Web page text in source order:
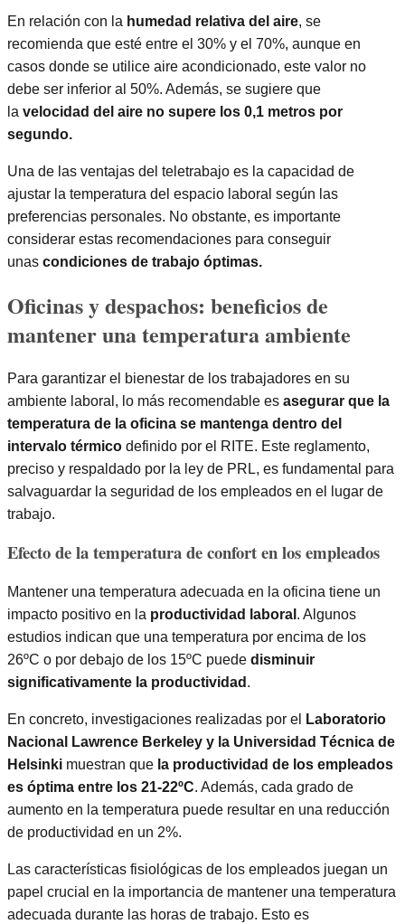
En relación con la humedad relativa del aire, se
recomienda que esté entre el 30% y el 70%, aunque en
casos donde se utilice aire acondicionado, este valor no
debe ser inferior al 50%. Además, se sugiere que
la velocidad del aire no supere los 0,1 metros por
segundo.
Una de las ventajas del teletrabajo es la capacidad de
ajustar la temperatura del espacio laboral según las
preferencias personales. No obstante, es importante
considerar estas recomendaciones para conseguir
unas condiciones de trabajo óptimas.
Oficinas y despachos: beneficios de
mantener una temperatura ambiente
Para garantizar el bienestar de los trabajadores en su
ambiente laboral, lo más recomendable es asegurar que la
temperatura de la oficina se mantenga dentro del
intervalo térmico definido por el RITE. Este reglamento,
preciso y respaldado por la ley de PRL, es fundamental para
salvaguardar la seguridad de los empleados en el lugar de
trabajo.
Efecto de la temperatura de confort en los empleados
Mantener una temperatura adecuada en la oficina tiene un
impacto positivo en la productividad laboral . Algunos
estudios indican que una temperatura por encima de los
26ºC o por debajo de los 15ºC puede disminuir
significativamente la productividad .
En concreto, investigaciones realizadas por el
Laboratorio
Nacional Lawrence Berkeley y la Universidad Técnica de
Helsinki muestran que la productividad de los empleados
es óptima entre los 21-22ºC. Además, cada grado de
aumento en la temperatura puede resultar en una reducción
de productividad en un 2%.
Las características fisiológicas de los empleados juegan un
papel crucial en la importancia de mantener una temperatura
adecuada durante las horas de trabajo. Esto es